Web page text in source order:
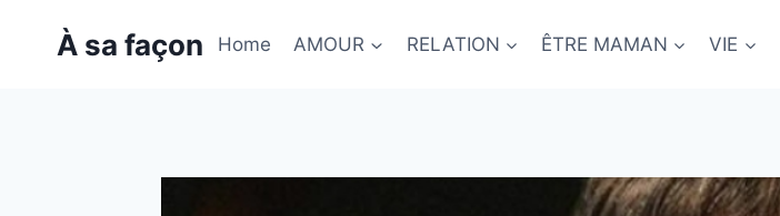
À sa façon Home AMOUR RELATION ÊTRE MAMAN VIE